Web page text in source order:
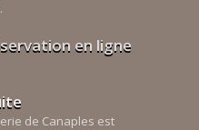
en ligne
de Canaples est